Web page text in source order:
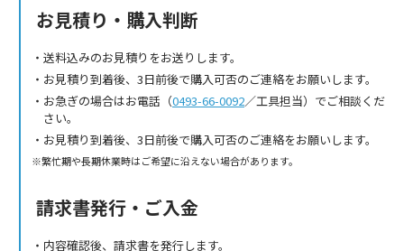
お見積り・購入判断
送料込みのお見積りをお送りします。
お見積り到着後、3日前後で購入可否のご連絡をお願いします。
お急ぎの場合はお電話（0493-66-0092／工具担当）でご相談くだ
さい。
お見積り到着後、3日前後で購入可否のご連絡をお願いします。
繁忙期や長期休業時はご希望に沿えない場合があります。
請求書発行・ご入金
内容確認後、請求書を発行します。